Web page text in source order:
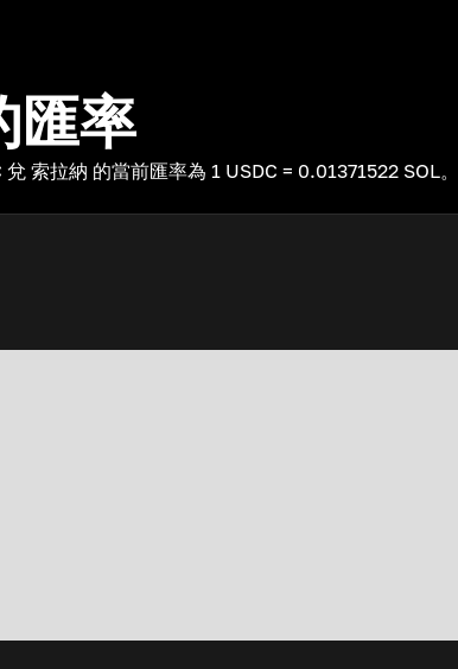
匯率
索拉納 的當前匯率為 1 USDC = 0.01371522 SOL